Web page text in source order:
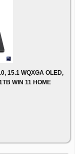
15.1 WQXGA OLED,
WIN 11 HOME